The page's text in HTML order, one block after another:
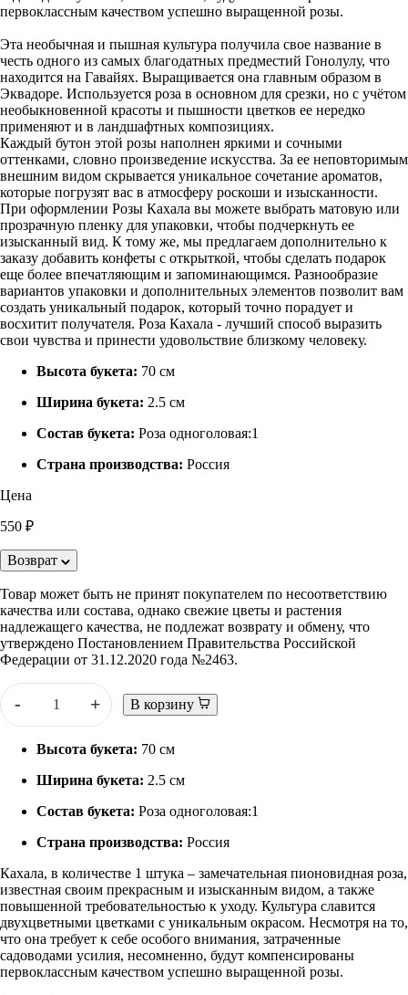
первоклассным качеством успешно выращенной розы.
Эта необычная и пышная культура получила свое название в
честь одного из самых благодатных предместий Гонолулу, что
находится на Гавайях. Выращивается она главным образом в
Эквадоре. Используется роза в основном для срезки, но с учётом
необыкновенной красоты и пышности цветков ее нередко
применяют и в ландшафтных композициях.
Каждый бутон этой розы наполнен яркими и сочными
оттенками, словно произведение искусства. За ее неповторимым
внешним видом скрывается уникальное сочетание ароматов,
которые погрузят вас в атмосферу роскоши и изысканности.
При оформлении Розы Кахала вы можете выбрать матовую или
прозрачную пленку для упаковки, чтобы подчеркнуть ее
изысканный вид. К тому же, мы предлагаем дополнительно к
заказу добавить конфеты с открыткой, чтобы сделать подарок
еще более впечатляющим и запоминающимся. Разнообразие
вариантов упаковки и дополнительных элементов позволит вам
создать уникальный подарок, который точно порадует и
восхитит получателя. Роза Кахала - лучший способ выразить
свои чувства и принести удовольствие близкому человеку.
Высота букета: 70 см
Ширина букета: 2.5 см
Состав букета: Роза одноголовая:1
Страна производства: Россия
Цена
550 ₽
Возврат
Товар может быть не принят покупателем по несоответствию
качества или состава, однако свежие цветы и растения
надлежащего качества, не подлежат возврату и обмену, что
утверждено Постановлением Правительства Российской
Федерации от 31.12.2020 года №2463.
- + В корзину
Высота букета: 70 см
Ширина букета: 2.5 см
Состав букета: Роза одноголовая:1
Страна производства: Россия
Кахала, в количестве 1 штука – замечательная пионовидная роза,
известная своим прекрасным и изысканным видом, а также
повышенной требовательностью к уходу. Культура славится
двухцветными цветками с уникальным окрасом. Несмотря на то,
что она требует к себе особого внимания, затраченные
садоводами усилия, несомненно, будут компенсированы
первоклассным качеством успешно выращенной розы.